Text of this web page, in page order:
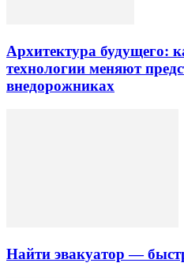
Архитектура будущего:
технологии меняют
внедорожниках
Найти эвакуатор —